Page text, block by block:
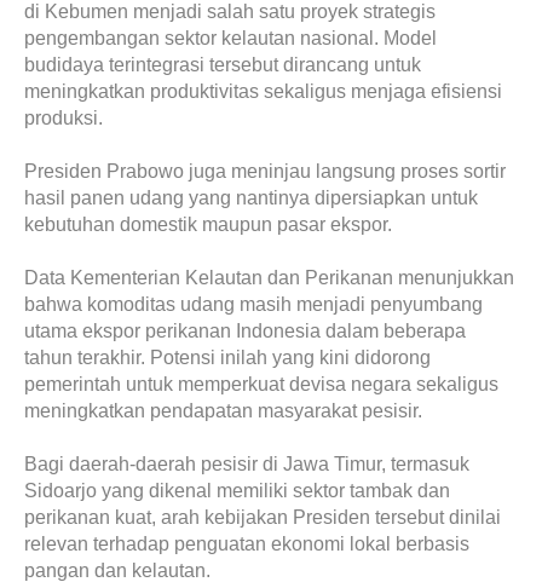
di Kebumen menjadi salah satu proyek strategis
pengembangan sektor kelautan nasional. Model
budidaya terintegrasi tersebut dirancang untuk
meningkatkan produktivitas sekaligus menjaga efisiensi
produksi.
Presiden Prabowo juga meninjau langsung proses sortir
hasil panen udang yang nantinya dipersiapkan untuk
kebutuhan domestik maupun pasar ekspor.
Data Kementerian Kelautan dan Perikanan menunjukkan
bahwa komoditas udang masih menjadi penyumbang
utama ekspor perikanan Indonesia dalam beberapa
tahun terakhir. Potensi inilah yang kini didorong
pemerintah untuk memperkuat devisa negara sekaligus
meningkatkan pendapatan masyarakat pesisir.
Bagi daerah-daerah pesisir di Jawa Timur, termasuk
Sidoarjo yang dikenal memiliki sektor tambak dan
perikanan kuat, arah kebijakan Presiden tersebut dinilai
relevan terhadap penguatan ekonomi lokal berbasis
pangan dan kelautan.